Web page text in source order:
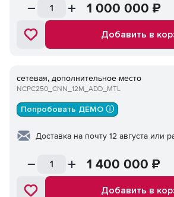
1 000 000 ₽
Добавить в
сетевая, дополнительное место
NCPC250_CNN_12M_ADD_MTL
Попробовать ДЕМО ⓘ
Доставка на почту 12 августа или
1 400 000 ₽
Добавить в